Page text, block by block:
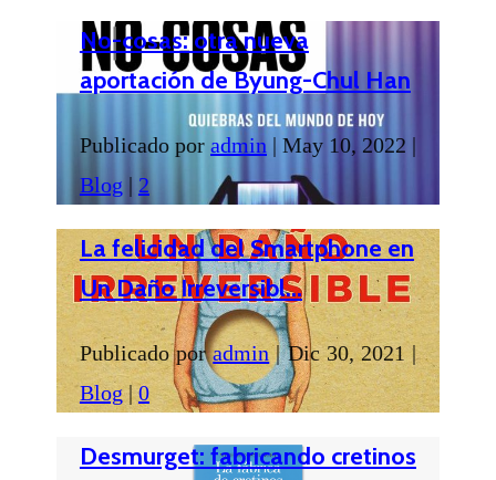
No-cosas: otra nueva
aportación de Byung-Chul Han
Publicado por admin |May 10, 2022 |
Blog | 2
La felicidad del Smartphone en
Un Daño Irreversibl...
Publicado poradmin|Dic 30, 2021 |
Blog|0
Desmurget: fabricando cretinos